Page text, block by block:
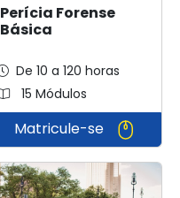
Perícia Forense
Básica
De 10 a 120 horas
15 Módulos
Matricule-se